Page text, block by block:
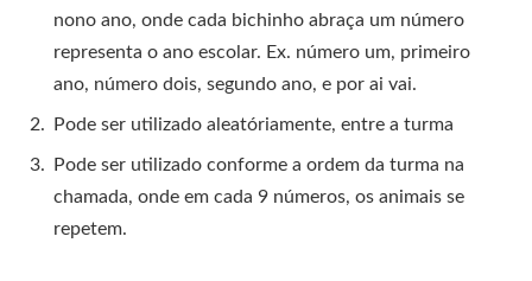
nono ano, onde cada bichinho abraça um número
representa o ano escolar. Ex. número um, primeiro
ano, número dois, segundo ano, e por ai vai.
Pode ser utilizado aleatóriamente, entre a turma
Pode ser utilizado conforme a ordem da turma na
chamada, onde em cada 9 números, os animais se
repetem.